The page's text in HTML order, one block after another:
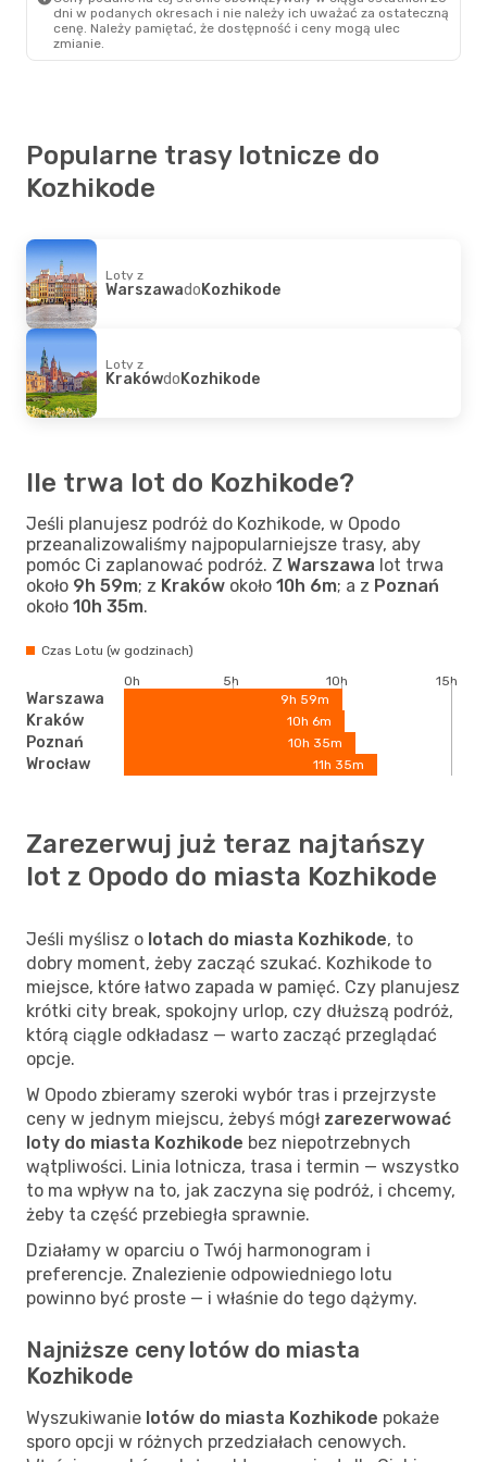
dni w podanych okresach i nie należy ich uważać za ostateczną
cenę. Należy pamiętać, że dostępność i ceny mogą ulec
zmianie.
Popularne trasy lotnicze do
Kozhikode
Loty z
WarszawadoKozhikode
Loty z
KrakówdoKozhikode
Ile trwa lot do Kozhikode?
Jeśli planujesz podróż do Kozhikode, w Opodo
przeanalizowaliśmy najpopularniejsze trasy, aby
pomóc Ci zaplanować podróż. Z Warszawa lot trwa
około 9h 59m; z Kraków około 10h 6m; a z Poznań
około 10h 35m.
Czas Lotu (w godzinach)
Warszawa
Kraków
Poznań
Wrocław
0h 5h 10h
15h
9h 59m
10h 6m
10h 35m
11h 35m
Zarezerwuj już teraz najtańszy
lot z Opodo do miasta Kozhikode
Jeśli myślisz o lotach do miasta Kozhikode, to
dobry moment, żeby zacząć szukać. Kozhikode to
miejsce, które łatwo zapada w pamięć. Czy planujesz
krótki city break, spokojny urlop, czy dłuższą podróż,
którą ciągle odkładasz — warto zacząć przeglądać
opcje.
W Opodo zbieramy szeroki wybór tras i przejrzyste
ceny w jednym miejscu, żebyś mógł zarezerwować
loty do miasta Kozhikode bez niepotrzebnych
wątpliwości. Linia lotnicza, trasa i termin — wszystko
to ma wpływ na to, jak zaczyna się podróż, i chcemy,
żeby ta część przebiegła sprawnie.
Działamy w oparciu o Twój harmonogram i
preferencje. Znalezienie odpowiedniego lotu
powinno być proste — i właśnie do tego dążymy.
Najniższe ceny lotów do miasta
Kozhikode
Wyszukiwanie lotów do miasta Kozhikode pokaże
sporo opcji w różnych przedziałach cenowych.